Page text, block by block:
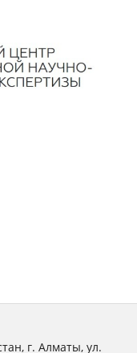
г. Алматы, ул.